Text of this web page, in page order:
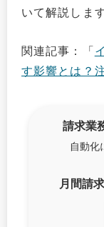
いて解説します
関連記事：「
す影響とは？
請求業
自動化
月間請